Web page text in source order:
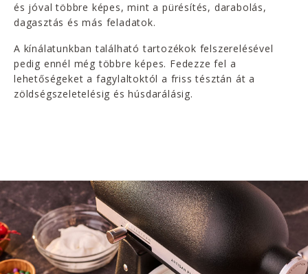
és jóval többre képes, mint a pürésítés, darabolás,
dagasztás és más feladatok.
A kínálatunkban található tartozékok felszerelésével
pedig ennél még többre képes. Fedezze fel a
lehetőségeket a fagylaltoktól a friss tésztán át a
zöldségszeletelésig és húsdarálásig.